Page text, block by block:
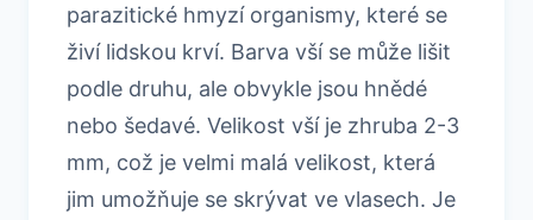
parazitické hmyzí organismy, které se
živí lidskou krví. Barva vší se může lišit
podle druhu, ale obvykle jsou hnědé
nebo šedavé. Velikost vší je zhruba 2-3
mm, což je velmi malá velikost, která
jim umožňuje se skrývat ve vlasech. Je